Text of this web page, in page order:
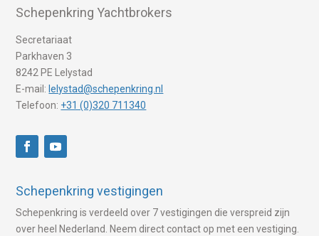
Schepenkring Yachtbrokers
Secretariaat
Parkhaven 3
8242 PE Lelystad
E-mail: lelystad@schepenkring.nl
Telefoon: +31 (0)320 711340
Schepenkring vestigingen
Schepenkring is verdeeld over 7 vestigingen die verspreid zijn
over heel Nederland. Neem direct contact op met een vestiging.